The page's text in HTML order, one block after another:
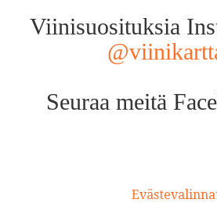
Viinisuosituksia
Seuraa meitä